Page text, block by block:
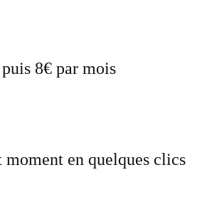
8€ par mois
en quelques clics